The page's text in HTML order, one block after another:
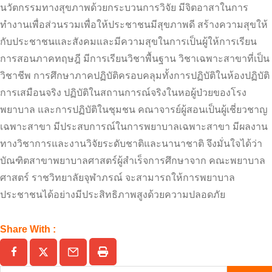
นวัตกรรมทางสุขภาพด้วยกระบวนการวิจัย มีจิตอาสาในการ
ทำงานเพื่อส่วนรวมเพื่อให้ประชาชนมีสุขภาพดี สร้างความสุขให้
กับประชาชนและสังคมและมีความสุขในการเป็นผู้ให้การเรียน
การสอนภาคทฤษฎี มีการเรียนวิชาพื้นฐาน วิชาเฉพาะสาขาที่เป็น
วิชาชีพ การศึกษาภาคปฏิบัติครอบคลุมทั้งการปฏิบัติในห้องปฏิบัติ
การเสมือนจริง ปฏิบัติในสถานการณ์จริงในหอผู้ป่วยของโรง
พยาบาล และการปฏิบัติในชุมชน คณาจารย์ผู้สอนเป็นผู้เชี่ยวชาญ
เฉพาะสาขา มีประสบการณ์ในการพยาบาลเฉพาะสาขา มีผลงาน
ทางวิชาการและงานวิจัยระดับชาติและนานาชาติ จึงมั่นใจได้ว่า
บัณฑิตสาขาพยาบาลศาสตร์ผู้สำเร็จการศึกษาจาก คณะพยาบาล
ศาสตร์ ราชวิทยาลัยจุฬาภรณ์ จะสามารถให้การพยาบาล
ประชาชนได้อย่างมีประสิทธิภาพสูงด้วยความปลอดภัย
Share With :